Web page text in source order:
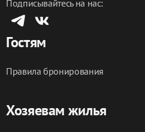
Бронируйте прямо сейчас и,
Добро пожаловать в гости ❤️
Подписывайтесь на нас:
Гостям
Правила бронирования
Хозяевам жилья